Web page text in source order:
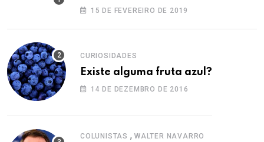
15 DE FEVEREIRO DE 2019
CURIOSIDADES
Existe alguma fruta azul?
14 DE DEZEMBRO DE 2016
COLUNISTAS , WALTER NAVARRO